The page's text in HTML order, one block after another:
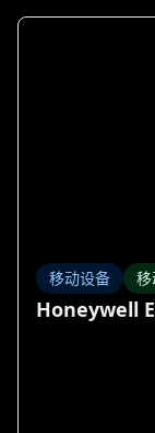
移动设备
Honeywell